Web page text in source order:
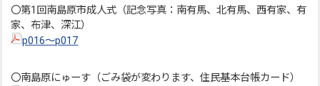
〇第1回南島原市成人式（記念写真：南有馬、北有馬、西有家、有
家、布津、深江）
p016～p017
〇南島原にゅーす（ごみ袋が変わります、住民基本台帳カード）